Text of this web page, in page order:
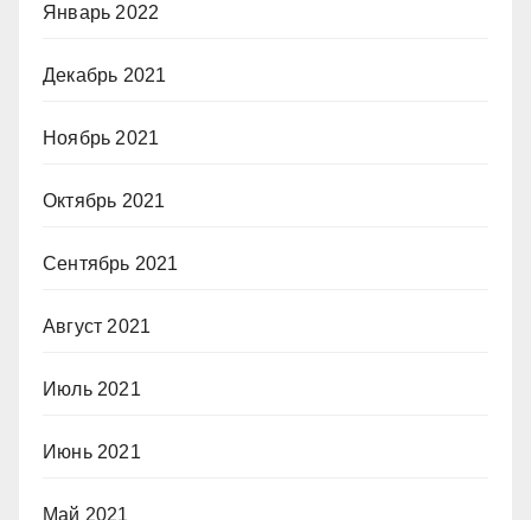
Январь 2022
Декабрь 2021
Ноябрь 2021
Октябрь 2021
Сентябрь 2021
Август 2021
Июль 2021
Июнь 2021
Май 2021